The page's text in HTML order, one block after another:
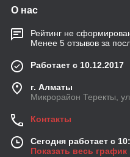
О нас
Рейтинг не
Менее 5 отзывов за
Работает с 10.12.2017
г. Алматы
Микрорайон Теректы,
Контакты
Сегодня работает с
Показать весь